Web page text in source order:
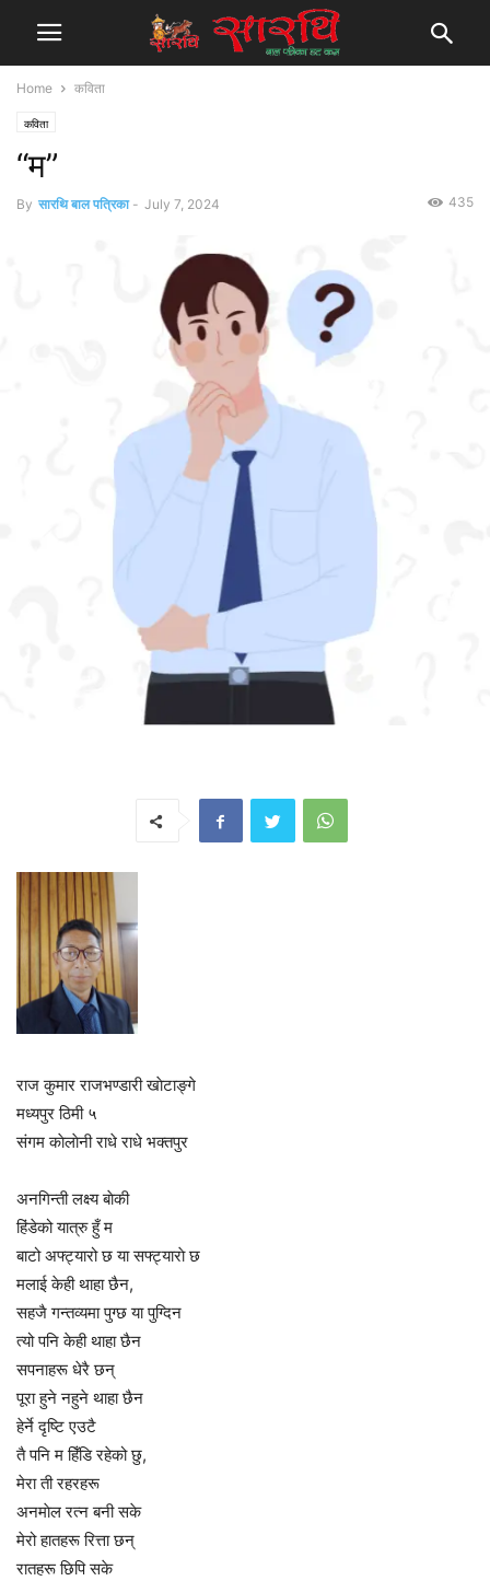
Home कविता
कविता
“म”
By सारथि बाल पत्रिका - July 7, 2024 435
राज कुमार राजभण्डारी खाेटाङ्गे
मध्यपुर ठिमी ५
संगम काेलाेनी राधे राधे भक्तपुर
अनगिन्ती लक्ष्य बाेकी
हिंडेको यात्रु हुँ म
बाटो अफ्ट्यारो छ या सफ्ट्याराे छ
मलाई केही थाहा छैन,
सहजै गन्तव्यमा पुग्छ या पुग्दिन
त्यो पनि केही थाहा छैन
सपनाहरू धेरै छन्
पूरा हुने नहुने थाहा छैन
हेर्ने दृष्टि एउटै
तै पनि म हिँडि रहेको छु,
मेरा ती रहरहरू
अनमाेल रत्न बनी सके
मेरो हातहरू रित्ता छन्
रातहरू छिपि सके